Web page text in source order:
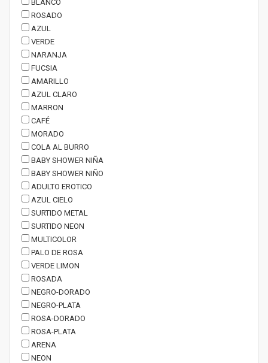
BLANCO
ROSADO
AZUL
VERDE
NARANJA
FUCSIA
AMARILLO
AZUL CLARO
MARRON
CAFÉ
MORADO
COLA AL BURRO
BABY SHOWER NIÑA
BABY SHOWER NIÑO
ADULTO EROTICO
AZUL CIELO
SURTIDO METAL
SURTIDO NEON
MULTICOLOR
PALO DE ROSA
VERDE LIMON
ROSADA
NEGRO-DORADO
NEGRO-PLATA
ROSA-DORADO
ROSA-PLATA
ARENA
NEON